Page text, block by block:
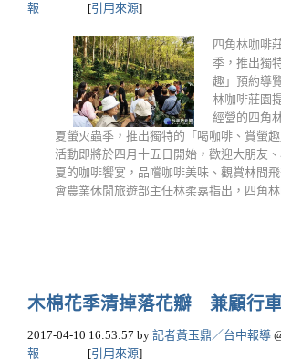
報
[引用來源]
四角林咖啡
季，推出獨
趣」預約導
林咖啡莊園
經營的四角
夏螢火蟲季，推出獨特的「喝咖啡、賞螢
活動即將於四月十五日開始，歡迎大朋友
夏的咖啡饗宴，品嚐咖啡美味、觀賞林間
會農業休閒旅遊部主任林柔嘉指出，四角林
木棉花季清掉落花瓣 兼顧行
2017-04-10 16:53:57 by 記者黃玉鼎／台中報導
報
[引用來源]